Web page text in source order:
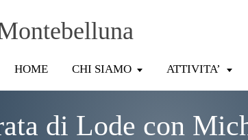
HOME CHI SIAMO ATTIVITA’
di Lode con